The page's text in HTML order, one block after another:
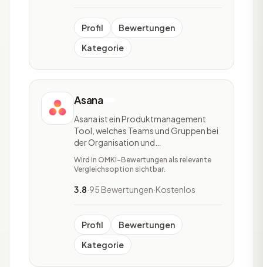
Geschäftsentscheidungen zu treffen.
Daten a
Profil
Bewertungen
Kategorie
Asana
Asana ist ein Produktmanagement
Tool, welches Teams und Gruppen bei
der Organisation und
Aufgabenverteilung sowie der
Verfolgung ihrer Arbeit
geräteunabhängig nutzbar, wodurch
jederzeit abrufbar sind. Asana ist
vielfältig einsetzbar,
Wird in OMKI-Bewertungen als relevante
Vergleichsoption sichtbar.
3.8·95 Bewertungen·Kostenlos
Profil
Bewertungen
Kategorie